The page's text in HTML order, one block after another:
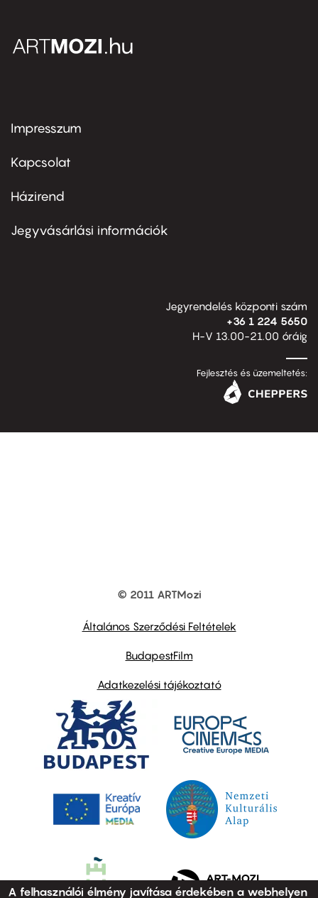
Footer
first
Impresszum
Kapcsolat
Footer
second
Házirend
Jegyvásárlási információk
Jegyrendelés központi szám
+36 1 224 5650
H-V 13.00-21.00 óráig
Fejlesztés és üzemeltetés:
© 2011 ARTMozi
Általános Szerződési Feltételek
BudapestFilm
Adatkezelési tájékoztató
A felhasználói élmény javítása érdekében a webhelyen